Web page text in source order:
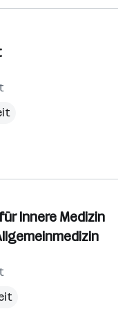
Innere Medizin